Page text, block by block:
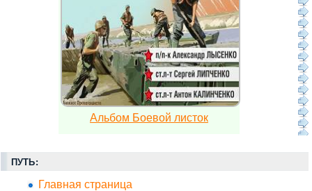
Альбом Боевой листок
ПУТЬ:
Главная страница